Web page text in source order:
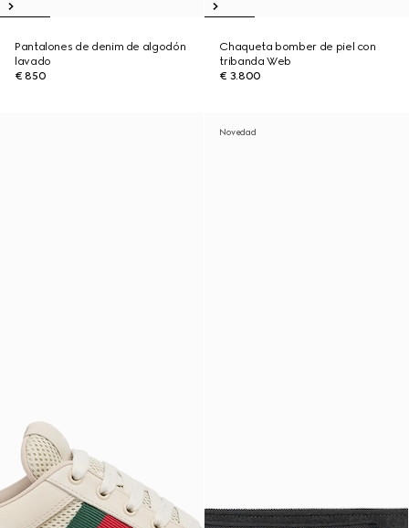
Pantalones de denim de algodón
lavado
€ 850
Chaqueta bomber de piel con
tribanda Web
€ 3.800
Novedad